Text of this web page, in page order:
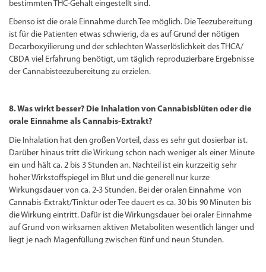
bestimmten THC-Gehalt eingestellt sind.
Ebenso ist die orale Einnahme durch Tee möglich. Die Teezubereitung
ist für die Patienten etwas schwierig, da es auf Grund der nötigen
Decarboxyilierung und der schlechten Wasserlöslichkeit des THCA/
CBDA viel Erfahrung benötigt, um täglich reproduzierbare Ergebnisse
der Cannabisteezubereitung zu erzielen.
8. Was wirkt besser? Die Inhalation von Cannabisblüten oder die
orale Einnahme als Cannabis-Extrakt?
Die Inhalation hat den großen Vorteil, dass es sehr gut dosierbar ist.
Darüber hinaus tritt die Wirkung schon nach weniger als einer Minute
ein und hält ca. 2 bis 3 Stunden an. Nachteil ist ein kurzzeitig sehr
hoher Wirkstoffspiegel im Blut und die generell nur kurze
Wirkungsdauer von ca. 2-3 Stunden. Bei der oralen Einnahme von
Cannabis-Extrakt/Tinktur oder Tee dauert es ca. 30 bis 90 Minuten bis
die Wirkung eintritt. Dafür ist die Wirkungsdauer bei oraler Einnahme
auf Grund von wirksamen aktiven Metaboliten wesentlich länger und
liegt je nach Magenfüllung zwischen fünf und neun Stunden.